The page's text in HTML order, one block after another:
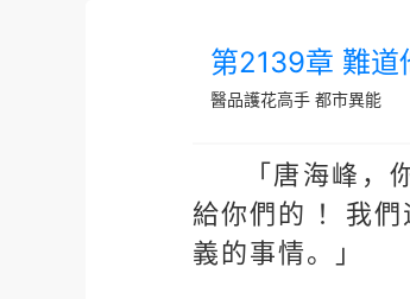
第2139章 難道
醫品護花高手 都市異能
「唐海峰
給你們的 ！我
義的事情。」